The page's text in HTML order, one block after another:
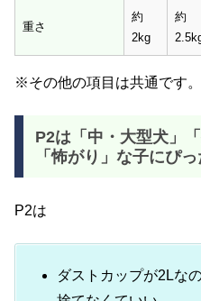
重さ
約
2kg
約
※その他の項目は共通です。
P2は「中・大型犬」
「怖がり」な子にぴっ
P2は
ダストカップが2Lな